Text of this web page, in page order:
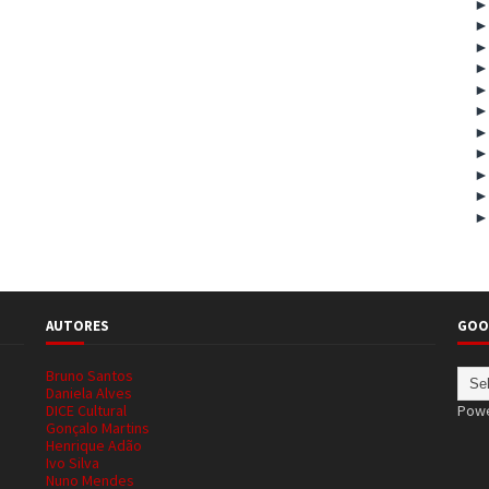
AUTORES
Bruno Santos
Daniela Alves
DICE Cultural
Gonçalo Martins
Henrique Adão
Ivo Silva
Nuno Mendes